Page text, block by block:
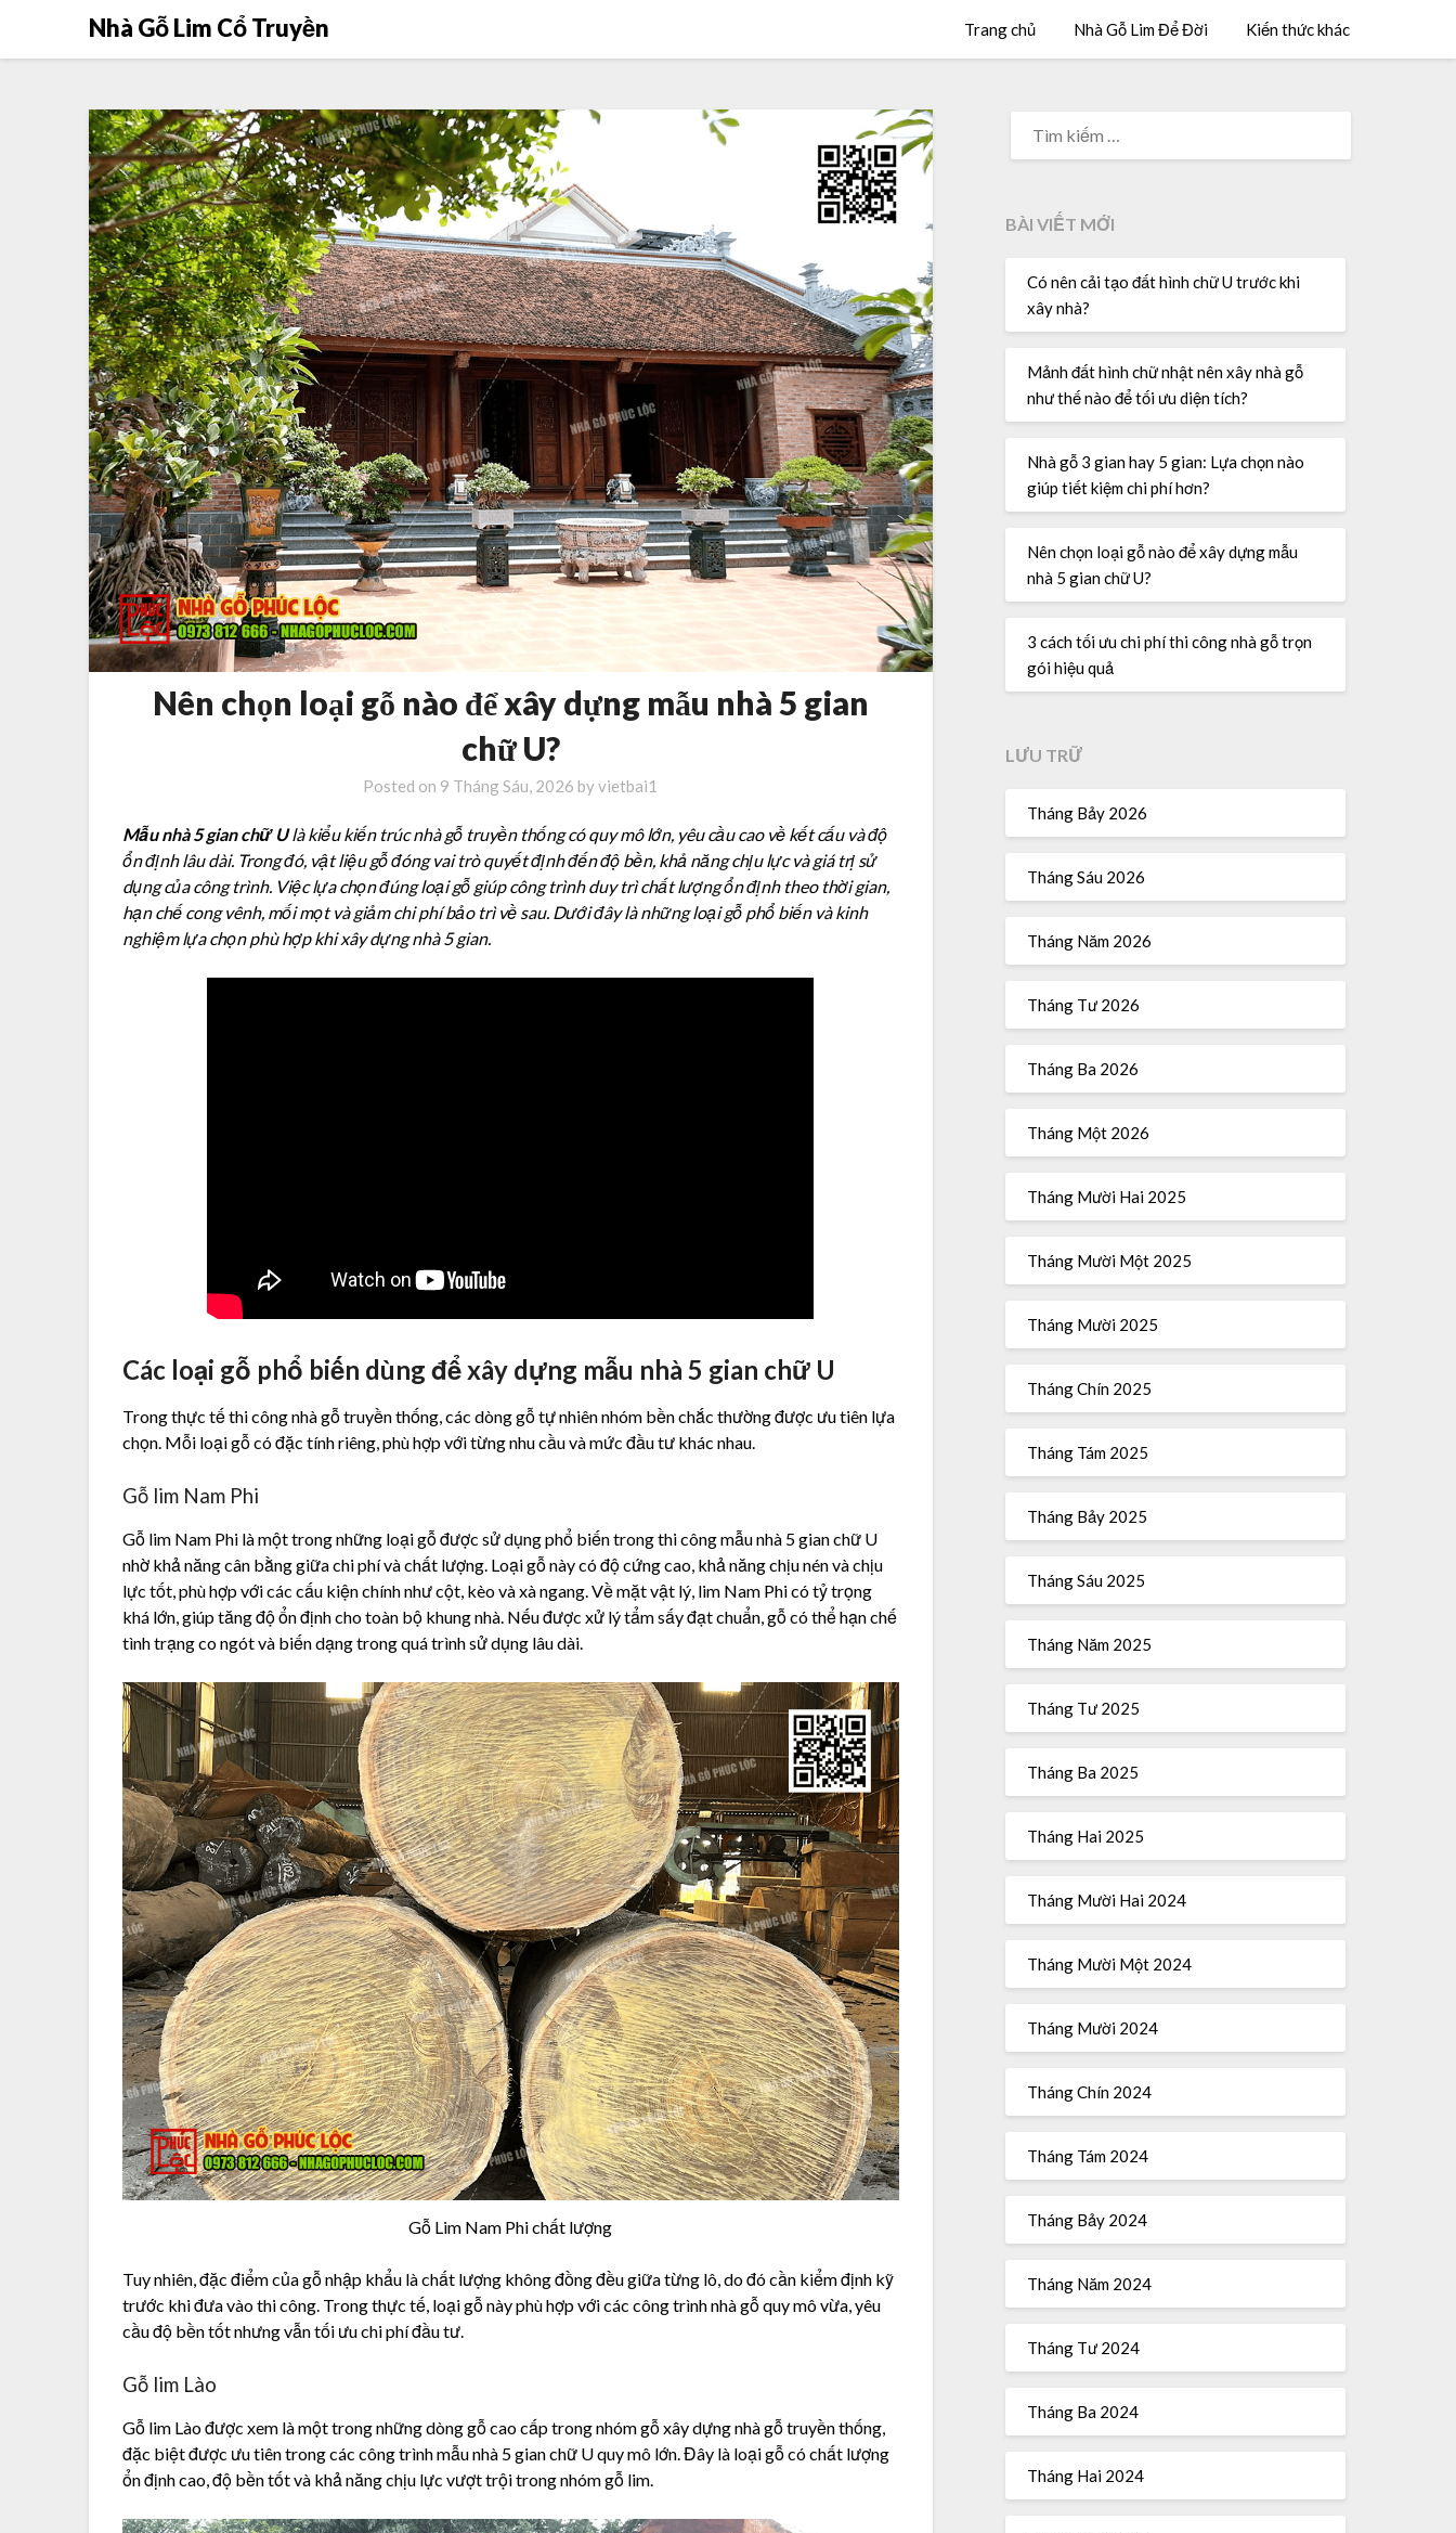
Nhà Gỗ Lim Cổ Truyền Trang chủ Nhà Gỗ Lim Để Đời Kiến thức khác
Nên chọn loại gỗ nào để xây dựng mẫu nhà 5 gian
chữ U?
Posted on 9 Tháng Sáu, 2026 byvietbai1
Mẫu nhà 5 gian chữ Ulà kiểu kiến trúc nhà gỗ truyền thống có quy mô lớn, yêu cầu cao về kết cấu và độ
ổn định lâu dài. Trong đó, vật liệu gỗ đóng vai trò quyết định đến độ bền, khả năng chịu lực và giá trị sử
dụng của công trình. Việc lựa chọn đúng loại gỗ giúp công trình duy trì chất lượng ổn định theo thời gian,
hạn chế cong vênh, mối mọt và giảm chi phí bảo trì về sau. Dưới đây là những loại gỗ phổ biến và kinh
nghiệm lựa chọn phù hợp khi xây dựng nhà 5 gian.
Các loại gỗ phổ biến dùng để xây dựng mẫu nhà 5 gian chữ U
Trong thực tế thi công nhà gỗ truyền thống, các dòng gỗ tự nhiên nhóm bền chắc thường được ưu tiên lựa
chọn. Mỗi loại gỗ có đặc tính riêng, phù hợp với từng nhu cầu và mức đầu tư khác nhau.
Gỗ lim Nam Phi
Gỗ lim Nam Phi là một trong những loại gỗ được sử dụng phổ biến trong thi công mẫu nhà 5 gian chữ U
nhờ khả năng cân bằng giữa chi phí và chất lượng. Loại gỗ này có độ cứng cao, khả năng chịu nén và chịu
lực tốt, phù hợp với các cấu kiện chính như cột, kèo và xà ngang. Về mặt vật lý, lim Nam Phi có tỷ trọng
khá lớn, giúp tăng độ ổn định cho toàn bộ khung nhà. Nếu được xử lý tẩm sấy đạt chuẩn, gỗ có thể hạn chế
tình trạng co ngót và biến dạng trong quá trình sử dụng lâu dài.
Gỗ Lim Nam Phi chất lượng
Tuy nhiên, đặc điểm của gỗ nhập khẩu là chất lượng không đồng đều giữa từng lô, do đó cần kiểm định kỹ
trước khi đưa vào thi công. Trong thực tế, loại gỗ này phù hợp với các công trình nhà gỗ quy mô vừa, yêu
cầu độ bền tốt nhưng vẫn tối ưu chi phí đầu tư.
Gỗ lim Lào
Gỗ lim Lào được xem là một trong những dòng gỗ cao cấp trong nhóm gỗ xây dựng nhà gỗ truyền thống,
đặc biệt được ưu tiên trong các công trình mẫu nhà 5 gian chữ U quy mô lớn. Đây là loại gỗ có chất lượng
ổn định cao, độ bền tốt và khả năng chịu lực vượt trội trong nhóm gỗ lim.
BÀI VIẾT MỚI
Có nên cải tạo đất hình chữ U trước khi
xây nhà?
Mảnh đất hình chữ nhật nên xây nhà gỗ
như thế nào để tối ưu diện tích?
Nhà gỗ 3 gian hay 5 gian: Lựa chọn nào
giúp tiết kiệm chi phí hơn?
Nên chọn loại gỗ nào để xây dựng mẫu
nhà 5 gian chữ U?
3 cách tối ưu chi phí thi công nhà gỗ trọn
gói hiệu quả
LƯU TRỮ
Tháng Bảy 2026
Tháng Sáu 2026
Tháng Năm 2026
Tháng Tư 2026
Tháng Ba 2026
Tháng Một 2026
Tháng Mười Hai 2025
Tháng Mười Một 2025
Tháng Mười 2025
Tháng Chín 2025
Tháng Tám 2025
Tháng Bảy 2025
Tháng Sáu 2025
Tháng Năm 2025
Tháng Tư 2025
Tháng Ba 2025
Tháng Hai 2025
Tháng Mười Hai 2024
Tháng Mười Một 2024
Tháng Mười 2024
Tháng Chín 2024
Tháng Tám 2024
Tháng Bảy 2024
Tháng Năm 2024
Tháng Tư 2024
Tháng Ba 2024
Tháng Hai 2024